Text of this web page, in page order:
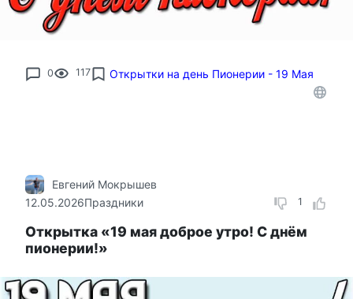
0 117 Открытки на день Пионерии - 19 Мая
1
Евгений Мокрышев
12.05.2026Праздники
Открытка «19 мая доброе утро! С днём
пионерии!»